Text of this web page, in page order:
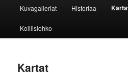
Kuvagalleriat Historiaa
Koillislohko
Kartat